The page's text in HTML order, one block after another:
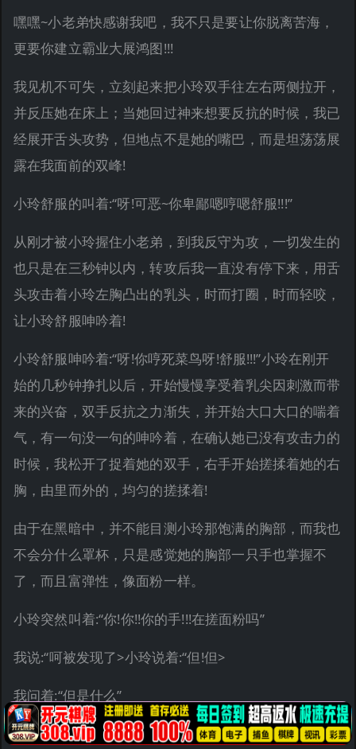
嘿嘿~小老弟快感谢我吧，我不只是要让你脱离苦海，
更要你建立霸业大展鸿图!!!
我见机不可失，立刻起来把小玲双手往左右两侧拉开，
并反压她在床上；当她回过神来想要反抗的时候，我已
经展开舌头攻势，但地点不是她的嘴巴，而是坦荡荡展
露在我面前的双峰!
小玲舒服的叫着:“呀!可恶~你卑鄙嗯哼嗯舒服!!!”
从刚才被小玲握住小老弟，到我反守为攻，一切发生的
也只是在三秒钟以内，转攻后我一直没有停下来，用舌
头攻击着小玲左胸凸出的乳头，时而打圈，时而轻咬，
让小玲舒服呻吟着!
小玲舒服呻吟着:“呀!你哼死菜鸟呀!舒服!!!”小玲在刚开
始的几秒钟挣扎以后，开始慢慢享受着乳尖因刺激而带
来的兴奋，双手反抗之力渐失，并开始大口大口的喘着
气，有一句没一句的呻吟着，在确认她已没有攻击力的
时候，我松开了捉着她的双手，右手开始搓揉着她的右
胸，由里而外的，均匀的搓揉着!
由于在黑暗中，并不能目测小玲那饱满的胸部，而我也
不会分什么罩杯，只是感觉她的胸部一只手也掌握不
了，而且富弹性，像面粉一样。
小玲突然叫着:“你!你!!你的手!!!在搓面粉吗”
我说:“呵被发现了>小玲说着:“但!但>
我问着:“但是什么”
小玲呻吟着:“但很很舒服!!!”